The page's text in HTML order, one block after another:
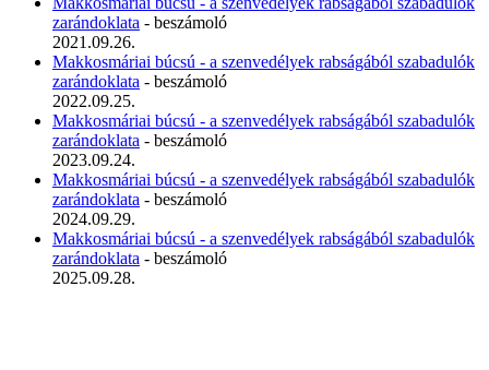
zarándoklata - beszámoló
2021.09.26.
Makkosmáriai búcsú - a szenvedélyek rabságából szabadulók
zarándoklata - beszámoló
2022.09.25.
Makkosmáriai búcsú - a szenvedélyek rabságából szabadulók
zarándoklata - beszámoló
2023.09.24.
Makkosmáriai búcsú - a szenvedélyek rabságából szabadulók
zarándoklata - beszámoló
2024.09.29.
Makkosmáriai búcsú - a szenvedélyek rabságából szabadulók
zarándoklata - beszámoló
2025.09.28.